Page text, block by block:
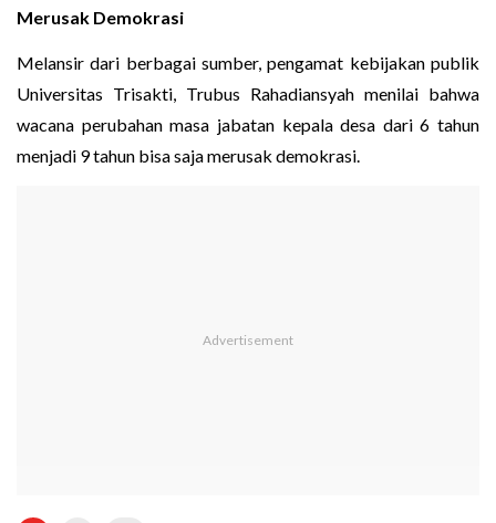
Merusak Demokrasi
Melansir dari berbagai sumber, pengamat kebijakan publik
Universitas Trisakti, Trubus Rahadiansyah menilai bahwa
wacana perubahan masa jabatan kepala desa dari 6 tahun
menjadi 9 tahun bisa saja merusak demokrasi.